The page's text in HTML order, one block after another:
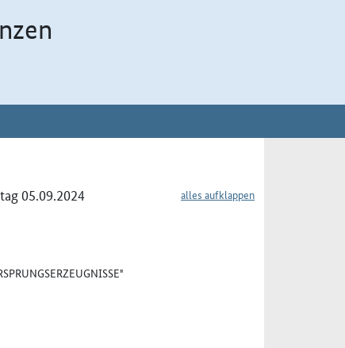
alles aufklappen
05.09.2024